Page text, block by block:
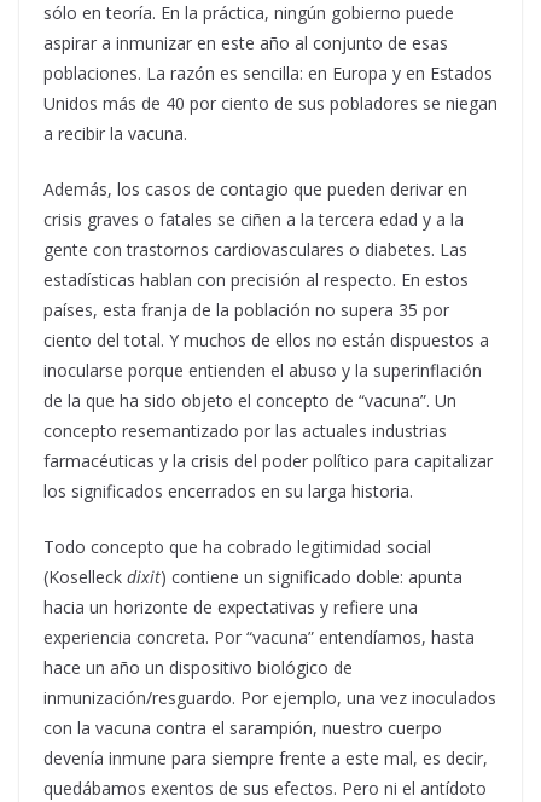
sólo en teoría. En la práctica, ningún gobierno puede
aspirar a inmunizar en este año al conjunto de esas
poblaciones. La razón es sencilla: en Europa y en Estados
Unidos más de 40 por ciento de sus pobladores se niegan
a recibir la vacuna.
Además, los casos de contagio que pueden derivar en
crisis graves o fatales se ciñen a la tercera edad y a la
gente con trastornos cardiovasculares o diabetes. Las
estadísticas hablan con precisión al respecto. En estos
países, esta franja de la población no supera 35 por
ciento del total. Y muchos de ellos no están dispuestos a
inocularse porque entienden el abuso y la superinflación
de la que ha sido objeto el concepto de “vacuna”. Un
concepto resemantizado por las actuales industrias
farmacéuticas y la crisis del poder político para capitalizar
los significados encerrados en su larga historia.
Todo concepto que ha cobrado legitimidad social
(Koselleck dixit) contiene un significado doble: apunta
hacia un horizonte de expectativas y refiere una
experiencia concreta. Por “vacuna” entendíamos, hasta
hace un año un dispositivo biológico de
inmunización/resguardo. Por ejemplo, una vez inoculados
con la vacuna contra el sarampión, nuestro cuerpo
devenía inmune para siempre frente a este mal, es decir,
quedábamos exentos de sus efectos. Pero ni el antídoto